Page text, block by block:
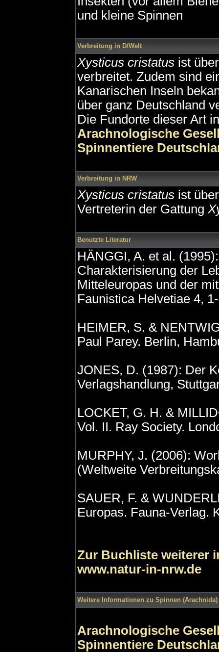
und kleine Spinnen
Verbreitung in D/Welt
Xysticus cristatus ist
verbreitet. Zudem sind
Kanarischen Inseln
über ganz Deutschland
Die Fundorte dieser Art
Arachnologische
Spinnentiere
Verbreitung in NRW
Xysticus cristatus ist
Vertreterin der Gattung
Benutzte Literatur
HÄNGGI, A. et al.
Charakterisierung der
Mitteleuropas und der
Faunistica Helvetiae 4,
HEIMER, S. &
Paul Parey. Berlin,
JONES, D. (1987): Der
Verlagshandlung,
LOCKET, G. H. &
Vol. II. Ray Society.
MURPHY, J. (2006):
(Weltweite
SAUER, F. &
Europas. Fauna-Verlag.
Zur Buchliste weiterer
www.natur-in-nrw.de
Weitere Informationen zu Spinnen
Arachnologische
Spinnentiere